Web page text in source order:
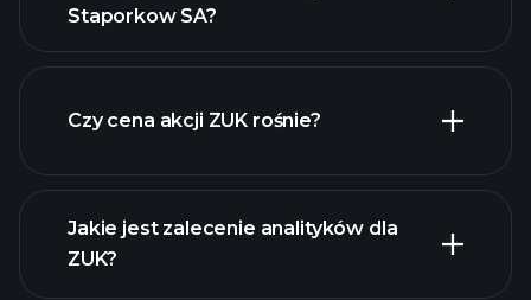
zaawansowanej
Staporkow SA?
Czy cena akcji ZUK rośnie?
Jakie jest zalecenie analityków dla
ZUK?